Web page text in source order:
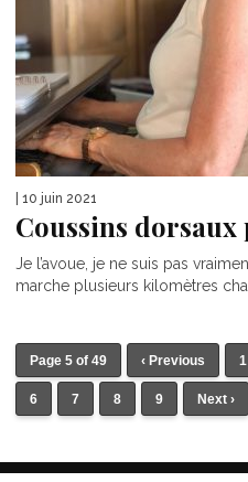
| 10 juin 2021
Coussins
Je l’avoue, je ne suis pas
marche plusieurs kilomètres
Page 5 of 49 ‹ Previous 1
6 7 8 9 Next ›